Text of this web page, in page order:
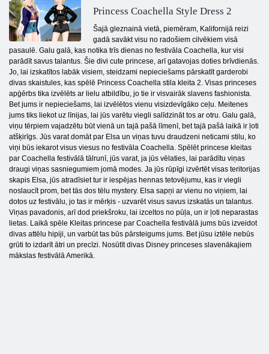
Princess Coachella Style Dress 2
Šajā gleznainā vietā, piemēram, Kalifornijā reizi
gadā savākt visu no radošiem cilvēkiem visā
pasaulē. Galu galā, kas notika trīs dienas no festivāla Coachella, kur visi
parādīt savus talantus. Šie divi cute princese, arī gatavojas doties brīvdienās.
Jo, lai izskatītos labāk visiem, steidzami nepieciešams pārskatīt garderobi
divas skaistules, kas spēlē Princess Coachella stila kleita 2. Visas princeses
apģērbs tika izvēlēts ar lielu atbildību, jo tie ir visvairāk slavens fashionista.
Bet jums ir nepieciešams, lai izvēlētos vienu visizdevīgāko ceļu. Meitenes
jums tiks liekot uz līnijas, lai jūs varētu viegli salīdzināt tos ar otru. Galu galā,
viņu tērpiem vajadzētu būt vienā un tajā pašā līmenī, bet tajā pašā laikā ir ļoti
atšķirīgs. Jūs varat domāt par Elsa un viņas tuvu draudzeni neticami stilu, ko
viņi būs iekarot visus viesus no festivāla Coachella. Spēlēt princese kleitas
par Coachella festivālā tālrunī, jūs varat, ja jūs vēlaties, lai parādītu viņas
draugi viņas sasniegumiem jomā modes. Ja jūs rūpīgi izvērtēt visas teritorijas
skapis Elsa, jūs atradīsiet tur ir iespējas hennas tetovējumu, kas ir viegli
noslaucīt prom, bet tās dos tēlu mystery. Elsa sapņi ar vienu no viņiem, lai
dotos uz festivālu, jo tas ir mērķis - uzvarēt visus savus izskatās un talantus.
Viņas pavadonis, arī dod priekšroku, lai izceltos no pūļa, un ir ļoti neparastas
lietas. Laikā spēle Kleitas princese par Coachella festivālā jums būs izveidot
divas attēlu hipiji, un varbūt tas būs pārsteigums jums. Bet jūsu iztēle nebūs
grūti to izdarīt ātri un precīzi. Nosūtīt divas Disney princeses slavenākajiem
mākslas festivālā Amerikā.